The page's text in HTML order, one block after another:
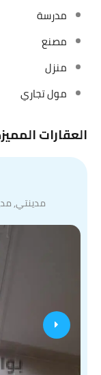
مدرسة
مصنع
منزل
مول تجاري
العقارات
مدينتي,